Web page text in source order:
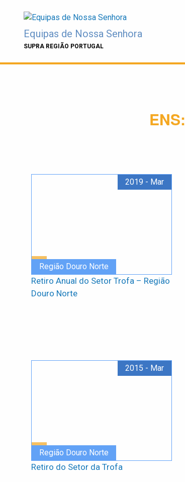
contentEquipas de Nossa Senhora
SUPRA REGIÃO PORTUGAL
ENS:
Região Douro Norte
2019 - Mar
Retiro Anual do Setor Trofa – Região
Douro Norte
Região Douro Norte
2015 - Mar
Retiro do Setor da Trofa